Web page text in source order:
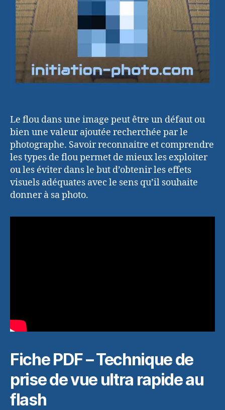
Le flou dans une image peut être un défaut ou
bien une valeur ajoutée recherchée par le
photographe. Savoir reconnaitre et comprendre
les types de flou permet de mieux les exploiter
ou les éviter dans le but d’obtenir les effets
visuels adéquates avec le sens qu’il souhaite
donner à sa photo.
Fiche PDF – Technique de
prise de vue ultra rapide au
flash